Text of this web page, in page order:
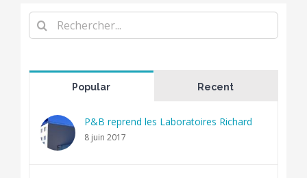
Rechercher
Popular Recent
P&B reprend les Laboratoires Richard
8 juin 2017